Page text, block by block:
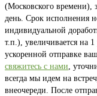
(Московского времени),
день. Срок исполнения
индивидуальной
т.п.), увеличивается на
ускоренной отправке
свяжитесь с нами,
всегда мы идем на
внеочереди. После